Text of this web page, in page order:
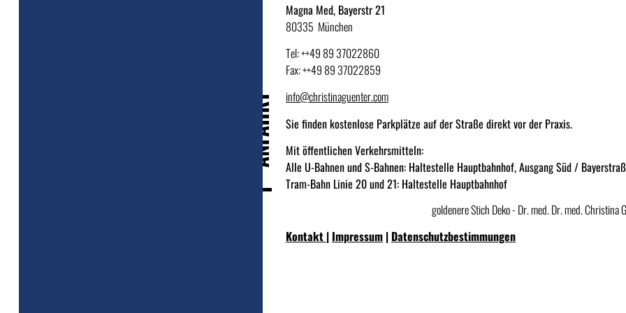
ANFAHRT
Magna Med, Bayerstr 21
80335 München
Tel: ++49 89 37022860
Fax: ++49 89 37022859
info@christinaguenter.com
Sie finden kostenlose Parkplätze auf der Straße direkt vor der Praxis.
Mit öffentlichen Verkehrsmitteln:
Alle U-Bahnen und S-Bahnen: Haltestelle Hauptbahnhof, Ausgang Süd /
Tram-Bahn Linie 20 und 21: Haltestelle Hauptbahnhof
Kontakt | Impressum | Datenschutzbestimmungen